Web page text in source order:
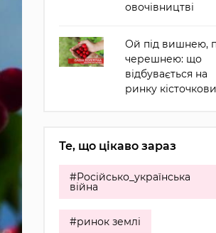
овочівництві
Ой під вишнею,
черешнею: що
відбувається на
ринку
Те, що цікаво зараз
#Російсько_українська
війна
#ринок землі